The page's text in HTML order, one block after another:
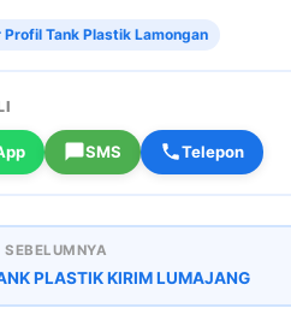
Tank Plastik Lamongan
SMS Telepon
SEBELUMNYA
PLASTIK KIRIM LUMAJANG